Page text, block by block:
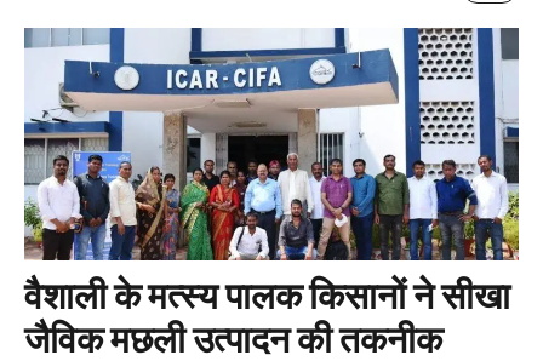
वैशाली के मत्स्य पालक किसानों ने सीखा
जैविक मछली उत्पादन की तकनीक